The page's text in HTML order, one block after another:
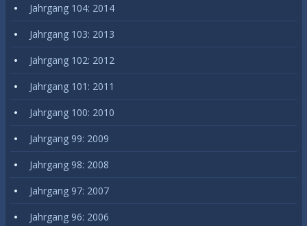
Jahrgang 104: 2014
Jahrgang 103: 2013
Jahrgang 102: 2012
Jahrgang 101: 2011
Jahrgang 100: 2010
Jahrgang 99: 2009
Jahrgang 98: 2008
Jahrgang 97: 2007
Jahrgang 96: 2006